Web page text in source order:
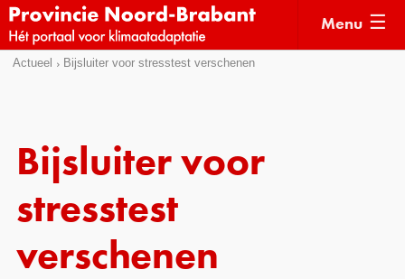
Sla
Direct
naar
menu
naar
Menu
Actueel Bijsluiter voor stresstest verschenen
Bijsluiter voor
stresstest
verschenen
Actueel
Hulpmiddelen
Voorbeelden